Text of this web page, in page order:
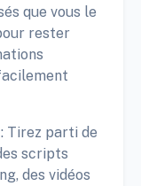
que vous le
rester
Tirez parti de
scripts
des vidéos